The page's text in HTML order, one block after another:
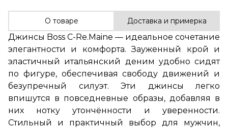
О товаре Доставка и примерка
Джинсы Boss C-Re.Maine — идеальное сочетание
элегантности и комфорта. Зауженный крой и
эластичный итальянский деним удобно сидят
по фигуре, обеспечивая свободу движений и
безупречный силуэт. Эти джинсы легко
впишутся в повседневные образы, добавляя в
них нотку утончённости и уверенности.
Стильный и практичный выбор для мужчин,